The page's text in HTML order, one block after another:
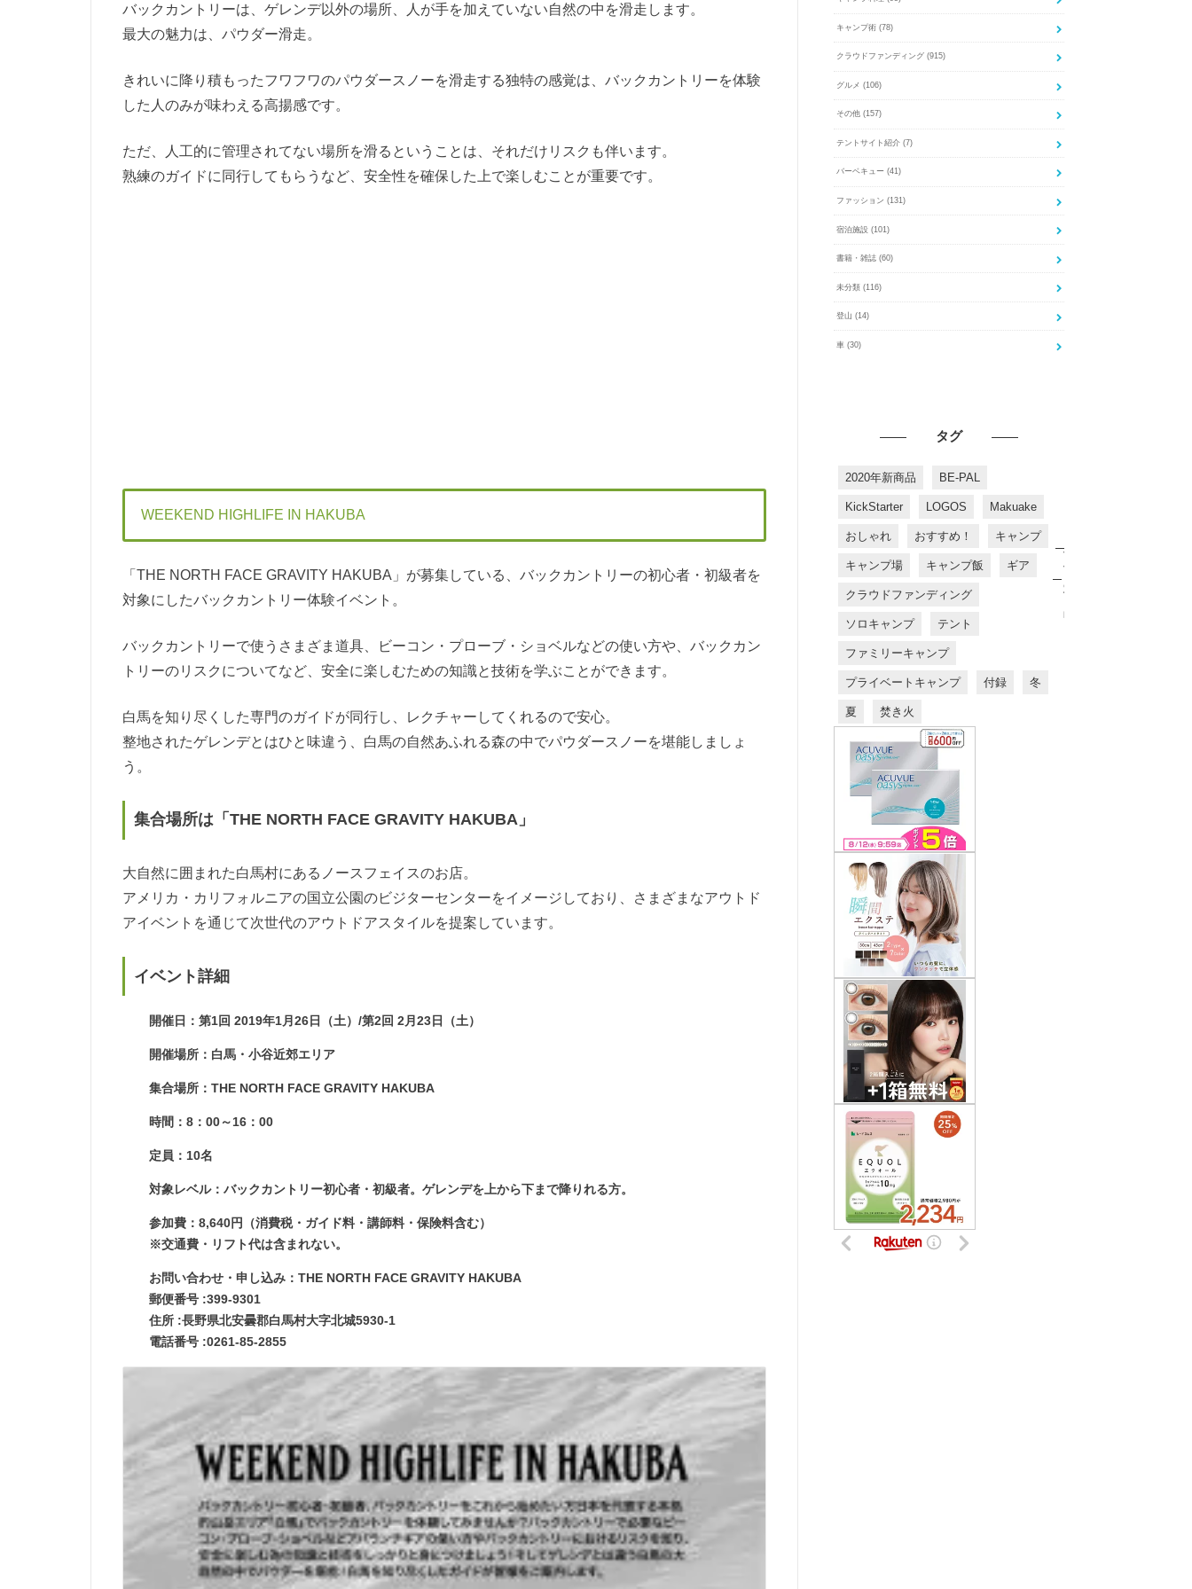
バックカントリーは、ゲレンデ以外の場所、人が手を加えていない自然の中を滑走します。
最大の魅力は、パウダー滑走。
きれいに降り積もったフワフワのパウダースノーを滑走する独特の感覚は、バックカントリーを体験
した人のみが味わえる高揚感です。
ただ、人工的に管理されてない場所を滑るということは、それだけリスクも伴います。
熟練のガイドに同行してもらうなど、安全性を確保した上で楽しむことが重要です。
WEEKEND HIGHLIFE IN HAKUBA
「THE NORTH FACE GRAVITY HAKUBA」が募集している、バックカントリーの初心者・初級者を
対象にしたバックカントリー体験イベント。
バックカントリーで使うさまざま道具、ビーコン・プローブ・ショベルなどの使い方や、バックカン
トリーのリスクについてなど、安全に楽しむための知識と技術を学ぶことができます。
白馬を知り尽くした専門のガイドが同行し、レクチャーしてくれるので安心。
整地されたゲレンデとはひと味違う、白馬の自然あふれる森の中でパウダースノーを堪能しましょ
う。
集合場所は「THE NORTH FACE GRAVITY HAKUBA」
大自然に囲まれた白馬村にあるノースフェイスのお店。
アメリカ・カリフォルニアの国立公園のビジターセンターをイメージしており、さまざまなアウトド
アイベントを通じて次世代のアウトドアスタイルを提案しています。
イベント詳細
開催日：第1回 2019年1月26日（土）/第2回 2月23日（土）
開催場所：白馬・小谷近郊エリア
集合場所：THE NORTH FACE GRAVITY HAKUBA
時間：8：00～16：00
定員：10名
対象レベル：バックカントリー初心者・初級者。ゲレンデを上から下まで降りれる方。
参加費：8,640円（消費税・ガイド料・講師料・保険料含む）
※交通費・リフト代は含まれない。
お問い合わせ・申し込み：THE NORTH FACE GRAVITY HAKUBA
郵便番号 :399-9301
住所 :長野県北安曇郡白馬村大字北城5930-1
電話番号 :0261-85-2855
キャンプ術 (78)
クラウドファンディング (915)
グルメ (106)
その他 (157)
テントサイト紹介 (7)
バーベキュー (41)
ファッション (131)
宿泊施設 (101)
書籍・雑誌 (60)
未分類 (116)
登山 (14)
車 (30)
タグ
2020年新商品 BE-PAL
KickStarter LOGOS Makuake
おしゃれ おすすめ！ キャンプ
キャンプ場 キャンプ飯 ギア
クラウドファンディング
ソロキャンプ テント
ファミリーキャンプ
プライベートキャンプ 付録 冬
夏 焚き火
す
す
め
商
品